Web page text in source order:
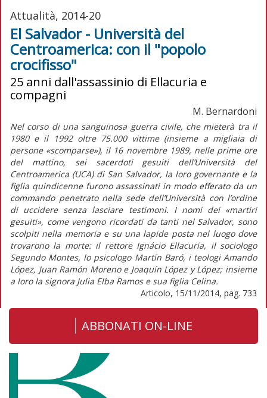
Attualità, 2014-20
El Salvador - Università del
Centroamerica: con il "popolo
crocifisso"
25 anni dall'assassinio di Ellacuria e
compagni
M. Bernardoni
Nel corso di una sanguinosa guerra civile, che mieterà tra il
1980 e il 1992 oltre 75.000 vittime (insieme a migliaia di
persone «scomparse»), il 16 novembre 1989, nelle prime ore
del mattino, sei sacerdoti gesuiti dell’Università del
Centroamerica (UCA) di San Salvador, la loro governante e la
figlia quindicenne furono assassinati in modo efferato da un
commando penetrato nella sede dell’Università con l’ordine
di uccidere senza lasciare testimoni. I nomi dei «martiri
gesuiti», come vengono ricordati da tanti nel Salvador, sono
scolpiti nella memoria e su una lapide posta nel luogo dove
trovarono la morte: il rettore Ignácio Ellacuría, il sociologo
Segundo Montes, lo psicologo Martín Baró, i teologi Amando
López, Juan Ramón Moreno e Joaquín López y López; insieme
a loro la signora Julia Elba Ramos e sua figlia Celina.
Articolo, 15/11/2014, pag. 733
ABBONATI ON-LINE